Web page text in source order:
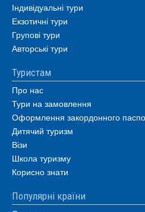
Індивідуальні тури
Екзотичні тури
Групові тури
Авторські тури
Туристам
Про нас
Тури на замовлення
Оформлення закордонного
Дитячий туризм
Візи
Школа туризму
Корисно знати
Популярні країни